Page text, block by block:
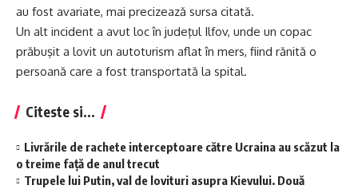
au fost avariate, mai precizează sursa citată.
Un alt incident a avut loc în judeţul Ilfov, unde un copac
prăbuşit a lovit un autoturism aflat în mers, fiind rănită o
persoană care a fost transportată la spital.
Citeste si...
Livrările de rachete interceptoare către Ucraina au scăzut la
o treime față de anul trecut
Trupele lui Putin, val de lovituri asupra Kievului. Două